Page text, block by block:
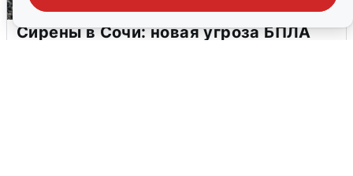
Сирены в Сочи: новая угроза БПЛА